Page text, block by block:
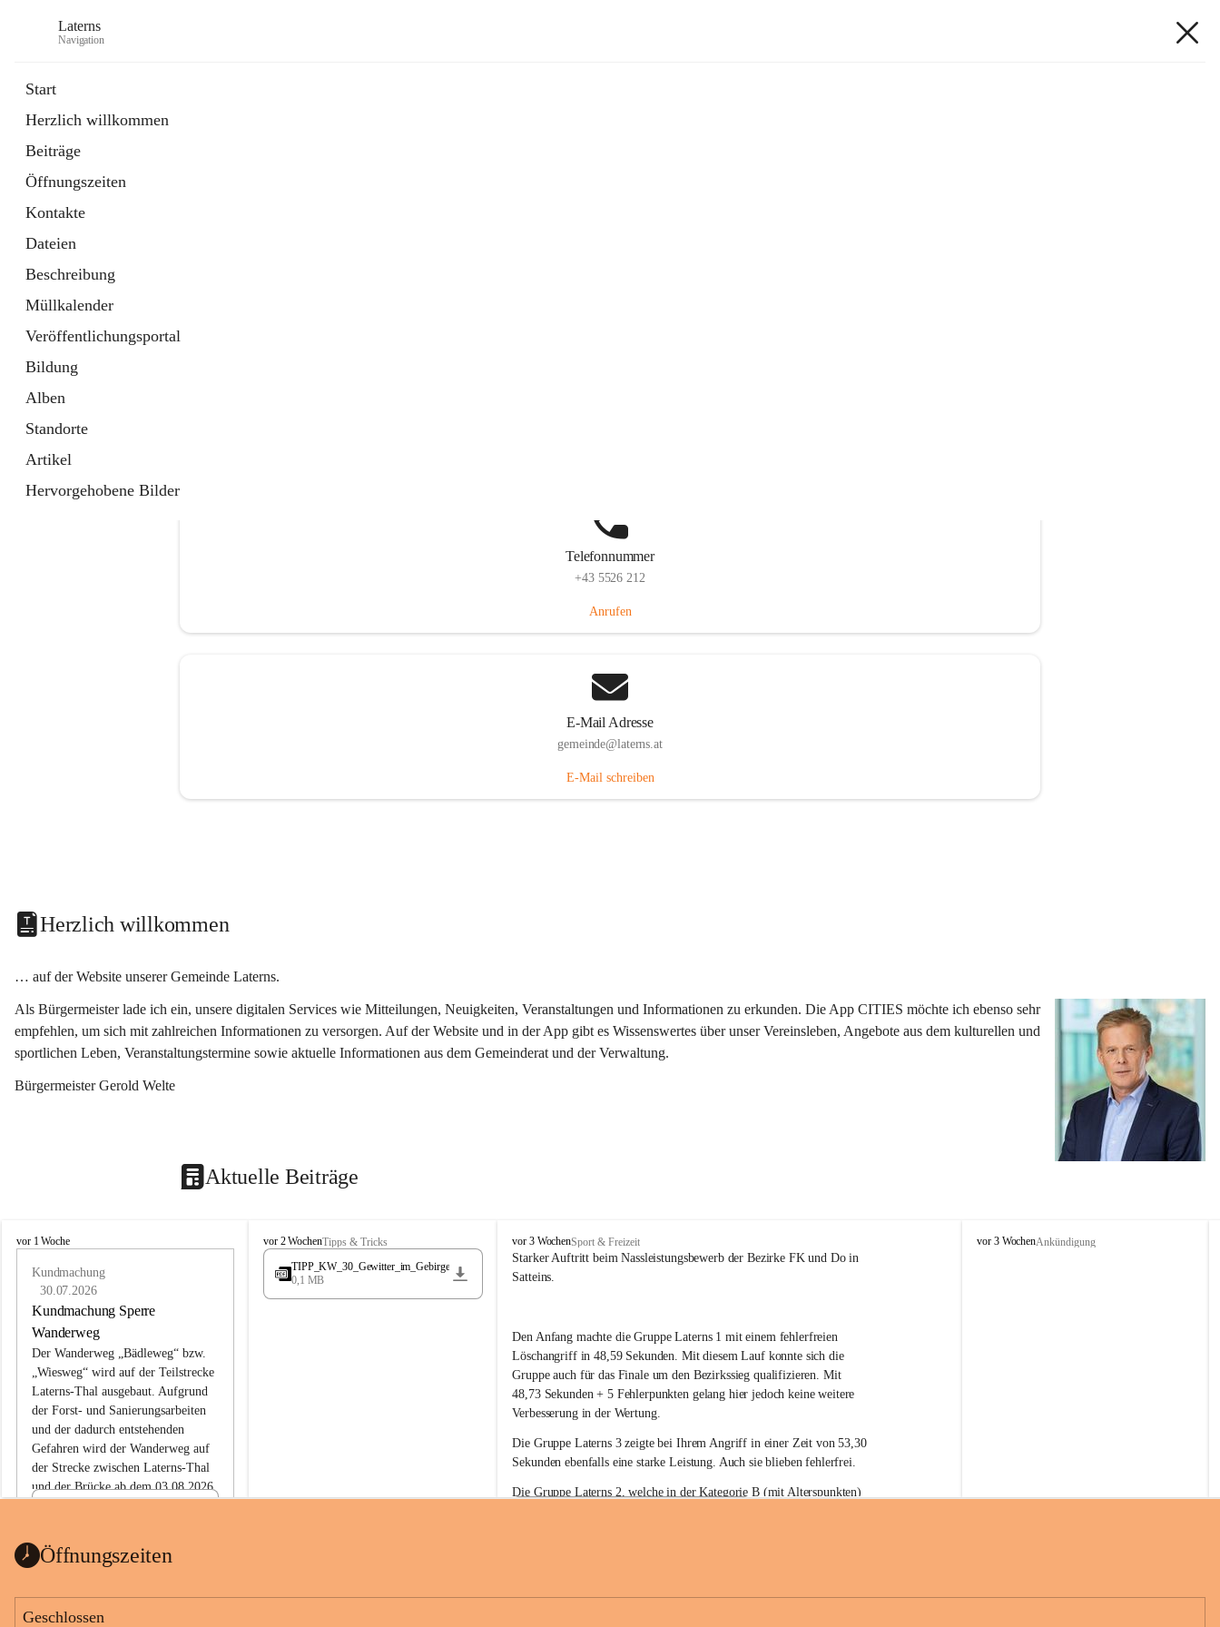
Laterns
Navigation
Start
Herzlich willkommen
Beiträge
Öffnungszeiten
Kontakte
Dateien
Beschreibung
Müllkalender
Veröffentlichungsportal
Bildung
Alben
Standorte
Artikel
Hervorgehobene Bilder
Telefonnummer
+43 5526 212
Anrufen
E-Mail Adresse
gemeinde@laterns.at
E-Mail schreiben
Herzlich willkommen
… auf der Website unserer Gemeinde Laterns.
Als Bürgermeister lade ich ein, unsere digitalen Services wie Mitteilungen, Neuigkeiten, Veranstaltungen und Informationen zu erkunden. Die App CITIES möchte ich ebenso sehr
empfehlen, um sich mit zahlreichen Informationen zu versorgen. Auf der Website und in der App gibt es Wissenswertes über unser Vereinsleben, Angebote aus dem kulturellen und
sportlichen Leben, Veranstaltungstermine sowie aktuelle Informationen aus dem Gemeinderat und der Verwaltung.
Bürgermeister Gerold Welte
Aktuelle Beiträge
L
vor 1 Woche
Kundmachung
30.07.2026
Kundmachung Sperre
Wanderweg
Der Wanderweg „Bädleweg“ bzw.
„Wiesweg“ wird auf der Teilstrecke
Laterns-Thal ausgebaut. Aufgrund
der Forst- und Sanierungsarbeiten
und der dadurch entstehenden
Gefahren wird der Wanderweg auf
der Strecke zwischen Laterns-Thal
und der Brücke ab dem 03.08.2026
ht
1 Seite•0,1 MB
L
a
e
vor 2 WochenTipps & Tricks
TIPP_KW_30_Gewitter_im_Gebirge
0,1 MB
F
r
e
l
l
i
g
e
F
e
u
e
r
w
t
vor 3 WochenSport & Freizeit
Starker Auftritt beim Nassleistungsbewerb der Bezirke FK und Do in
Satteins.
Den Anfang machte die Gruppe Laterns 1 mit einem fehlerfreien
Löschangriff in 48,59 Sekunden. Mit diesem Lauf konnte sich die
Gruppe auch für das Finale um den Bezirkssieg qualifizieren. Mit
48,73 Sekunden + 5 Fehlerpunkten gelang hier jedoch keine weitere
Verbesserung in der Wertung.
Die Gruppe Laterns 3 zeigte bei Ihrem Angriff in einer Zeit von 53,30
Sekunden ebenfalls eine starke Leistung. Auch sie blieben fehlerfrei.
Die Gruppe Laterns 2, welche in der Kategorie B (mit Alterspunkten)
L
vor 3 WochenAnkündigung
Öffnungszeiten
Geschlossen